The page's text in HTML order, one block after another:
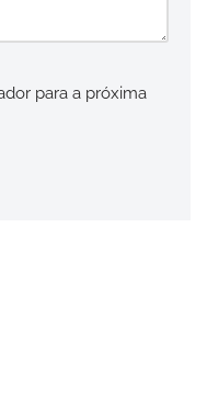
para a próxima